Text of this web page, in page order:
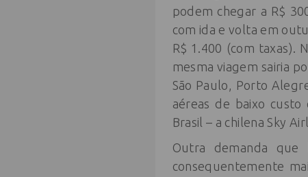
podem chegar a R$
com ida e volta em
R$ 1.400 (com taxas).
mesma viagem sairia
São Paulo, Porto
aéreas de baixo
Brasil – a chilena Sky
Outra demanda que
consequentemente